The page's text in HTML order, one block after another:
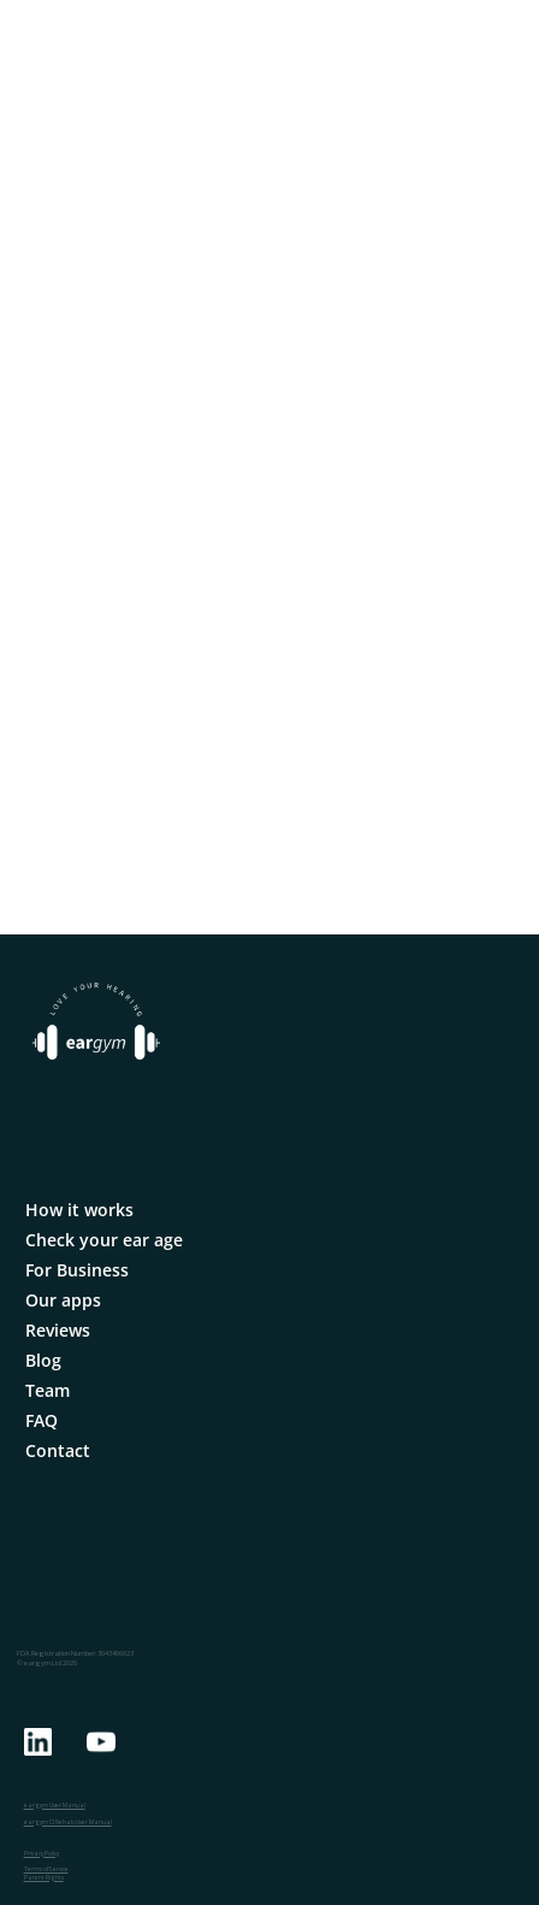
How it works
Check your ear age
For Business
Our apps
Reviews
Blog
Team
FAQ
Contact
FDA Registration Number: 3043496923
© eargym Ltd 2026
eargym User Manual
eargym CI Rehab User Manual
Privacy Policy
Terms of Service
Patent Rights